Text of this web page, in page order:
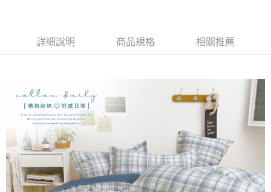
台灣樂天信用卡公司
1.本服務由台灣大哥大提供，台灣大哥大用戶可立即使用無須另外申請。
2.付款方式選擇「大哥付你分期」，訂單成立後會自動跳轉到大哥付的交易
流程，驗證手機門號後，選擇欲分期的期數、繳款截止日，確認付款後即完
3.實際核准額度、可分期數及費用金額請依後續交易確認頁面所載為準。
4.訂單成立30分鐘內，如未前往確認交易或遇審核未通過，訂單將自動取
消。如遇「轉專審核」未通過狀況，表示未達大哥付你分期系統評分，恕無
法說明評估內容。
【繳款方式說明】
AFTEE先享後付
相關說明
【關於「AFTEE先享後付」】
AFTEE先享後付是「在收到商品之後才付款」的支付方式。 讓您購物簡單
便利好安心！
１．簡單：不需註冊會員、不需綁卡、不需儲值。
２．便利：只要手機號碼，簡訊認證，即可結帳。
３．安心：先確認商品／服務後，再付款。
Hami Point
相關說明
「Hami Point」為中華電信所提供之點數服務，可於會員專區綁定中華電信
會員帳號後，即可在購物車使用 Hami Point 折抵消費金額 (1點等於1元)。
ATM付款
詳細說明 商品規格 相關推薦